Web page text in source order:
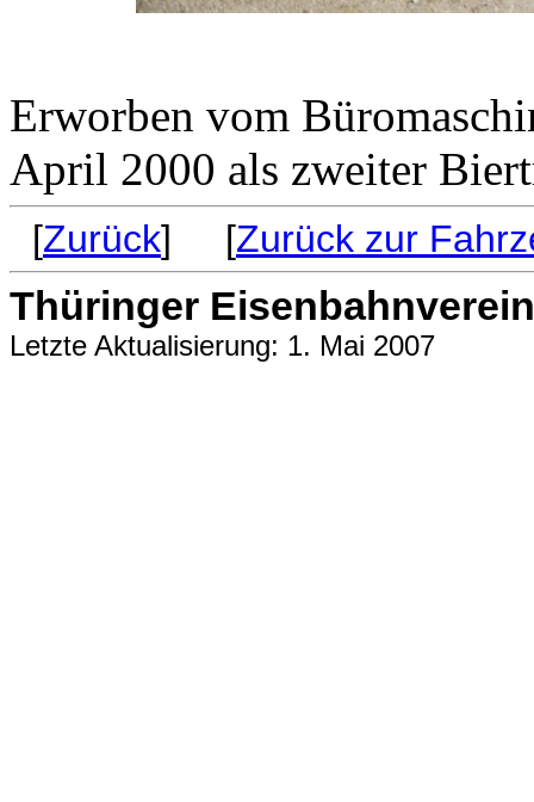
Erworben vom
April 2000 als zweiter
[Zurück] [Zurück zur
Thüringer
Letzte Aktualisierung: 1. Mai 2007